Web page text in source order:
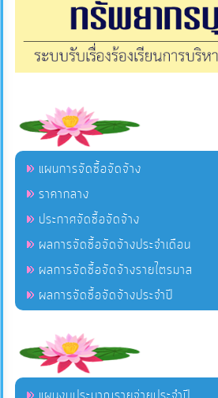
แผนการจัดซื้อจัดจ้าง
ราคากลาง
ประกาศจัดซื้อจัดจ้าง
ผลการจัดซื้อจัดจ้างประจำเดือน
ผลการจัดซื้อจัดจ้างรายไตรมาส
ผลการจัดซื้อจัดจ้างประจำปี